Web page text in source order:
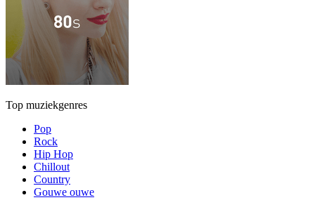
Top muziekgenres
Pop
Rock
Hip Hop
Chillout
Country
Gouwe ouwe